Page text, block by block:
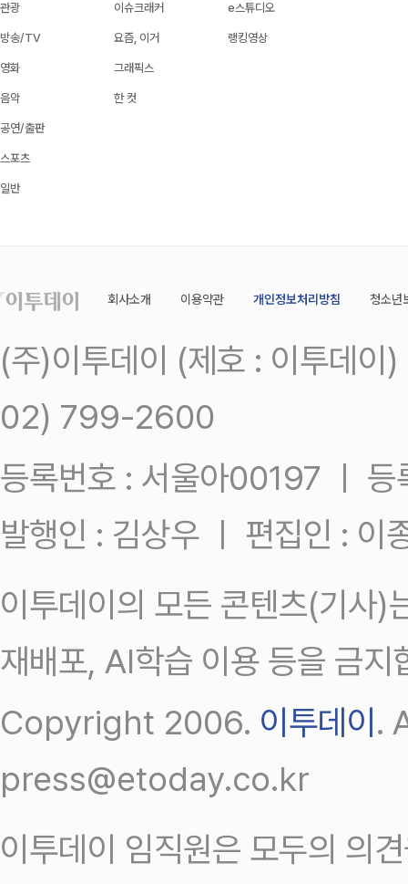
관광
방송/TV
영화
음악
공연/출판
스포츠
일반
이슈크래커
요즘, 이거
그래픽스
한 컷
e스튜디오
랭킹영상
회사소개 이용약관 개인정보처리방침 청소년
(주)이투데이 (제호 : 이투데
02) 799-2600
등록번호 : 서울아00197 ㅣ
발행인 : 김상우 ㅣ 편집인 : 이
이투데이의 모든 콘텐츠(기사)
재배포, AI학습 이용 등을 금지
Copyright 2006. 이투데이.
press@etoday.co.kr
이투데이 임직원은 모두의 의